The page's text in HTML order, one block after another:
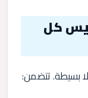
كل
بسيطة. تتضمن: